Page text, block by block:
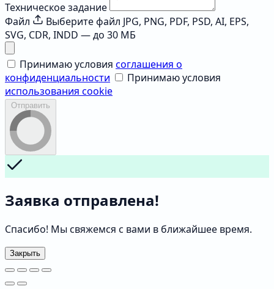
Техническое задание
Файл
Выберите файл JPG, PNG, PDF, PSD, AI, EPS,
SVG, CDR, INDD — до 30 МБ
Принимаю условия соглашения о
конфиденциальности
Принимаю условия
использования cookie
Отправить
Заявка отправлена!
Спасибо! Мы свяжемся с вами в ближайшее время.
Закрыть